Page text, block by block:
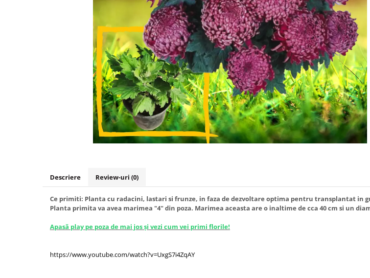
Descriere Review-uri (0)
Ce primiti: Planta cu radacini, lastari si frunze, in faza de dezvoltare optima pentru transplantat in
Planta primita va avea marimea "4" din poza. Marimea aceasta are o inaltime de cca 40 cm si un
Apasă play pe poza de mai jos și vezi cum vei primi florile!
https://www.youtube.com/watch?v=UxgS7i4ZqAY